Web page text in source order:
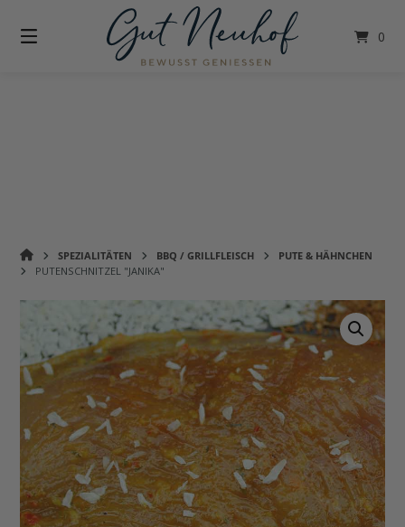
zum
Inhalt
0
GUT
NEUHOF
SPEZIALITÄTEN BBQ / GRILLFLEISCH
PUTE & HÄHNCHEN
PUTENSCHNITZEL "JANIKA"